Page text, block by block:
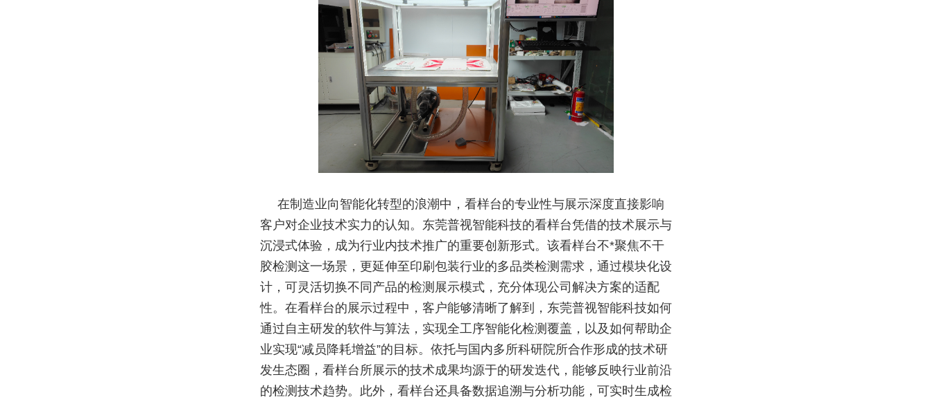
在制造业向智能化转型的浪潮中，看样台的专业性与展示深度直接影响
客户对企业技术实力的认知。东莞普视智能科技的看样台凭借的技术展示与
沉浸式体验，成为行业内技术推广的重要创新形式。该看样台不*聚焦不干
胶检测这一场景，更延伸至印刷包装行业的多品类检测需求，通过模块化设
计，可灵活切换不同产品的检测展示模式，充分体现公司解决方案的适配
性。在看样台的展示过程中，客户能够清晰了解到，东莞普视智能科技如何
通过自主研发的软件与算法，实现全工序智能化检测覆盖，以及如何帮助企
业实现“减员降耗增益”的目标。依托与国内多所科研院所合作形成的技术研
发生态圈，看样台所展示的技术成果均源于的研发迭代，能够反映行业前沿
的检测技术趋势。此外，看样台还具备数据追溯与分析功能，可实时生成检